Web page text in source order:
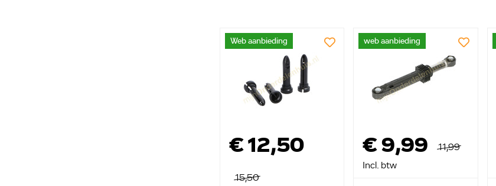
Web aanbieding
€ 12,50
15,50
web aanbieding
€ 9,99
11,99
Incl. btw